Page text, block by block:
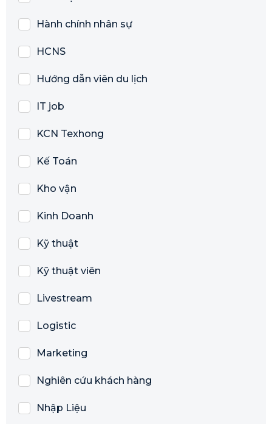
Hành chính nhân sự
HCNS
Hướng dẫn viên du lịch
IT job
KCN Texhong
Kế Toán
Kho vận
Kinh Doanh
Kỹ thuật
Kỹ thuật viên
Livestream
Logistic
Marketing
Nghiên cứu khách hàng
Nhập Liệu